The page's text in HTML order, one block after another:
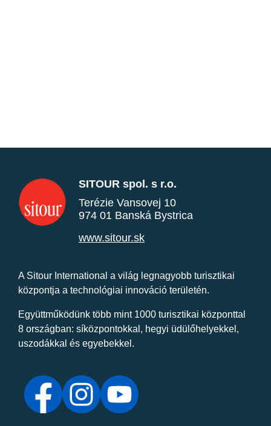
SITOUR spol. s r.o.
Terézie Vansovej 10
974 01 Banská Bystrica
www.sitour.sk
A Sitour International a világ legnagyobb turisztikai
központja a technológiai innováció területén.
Együttműködünk több mint 1000 turisztikai központtal
8 országban: síközpontokkal, hegyi üdülőhelyekkel,
uszodákkal és egyebekkel.